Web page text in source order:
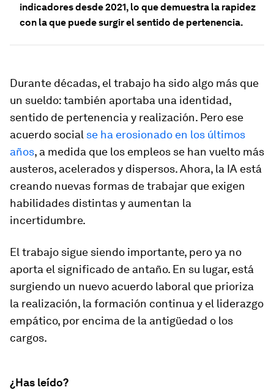
indicadores desde 2021, lo que demuestra la rapidez
con la que puede surgir el sentido de pertenencia.
Durante décadas, el trabajo ha sido algo más que
un sueldo: también aportaba una identidad,
sentido de pertenencia y realización. Pero ese
acuerdo social se ha erosionado en los últimos
años, a medida que los empleos se han vuelto más
austeros, acelerados y dispersos. Ahora, la IA está
creando nuevas formas de trabajar que exigen
habilidades distintas y aumentan la
incertidumbre.
El trabajo sigue siendo importante, pero ya no
aporta el significado de antaño. En su lugar, está
surgiendo un nuevo acuerdo laboral que prioriza
la realización, la formación continua y el liderazgo
empático, por encima de la antigüedad o los
cargos.
¿Has leído?